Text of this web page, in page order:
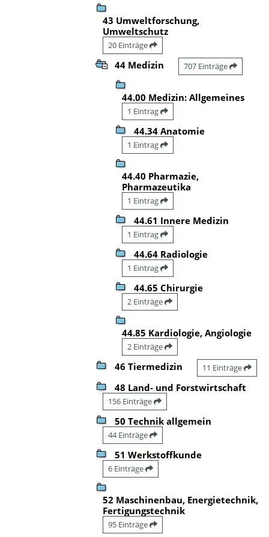
43 Umweltforschung,
Umweltschutz
20 Einträge
44 Medizin 707 Einträge
44.00 Medizin: Allgemeines
1 Eintrag
44.34 Anatomie
1 Eintrag
44.40 Pharmazie,
Pharmazeutika
1 Eintrag
44.61 Innere Medizin
1 Eintrag
44.64 Radiologie
1 Eintrag
44.65 Chirurgie
2 Einträge
44.85 Kardiologie, Angiologie
2 Einträge
46 Tiermedizin 11 Einträge
48 Land- und Forstwirtschaft
156 Einträge
50 Technik allgemein
44 Einträge
51 Werkstoffkunde
6 Einträge
52 Maschinenbau, Energietechnik,
Fertigungstechnik
95 Einträge